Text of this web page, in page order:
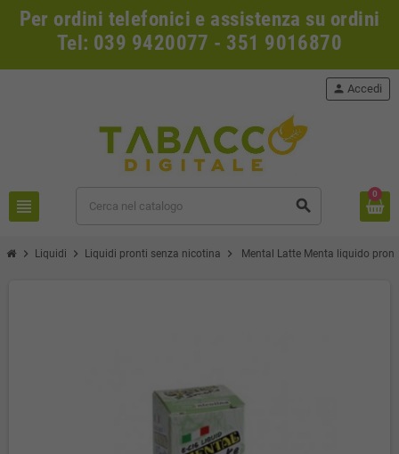
Per ordini telefonici e assistenza su ordini
Tel: 039 9420077 - 351 9016870
view_headline search
person Accedi
0
chevron_right Liquidi chevron_right Liquidi pronti senza nicotina chevron_right Mental Latte Menta liquido